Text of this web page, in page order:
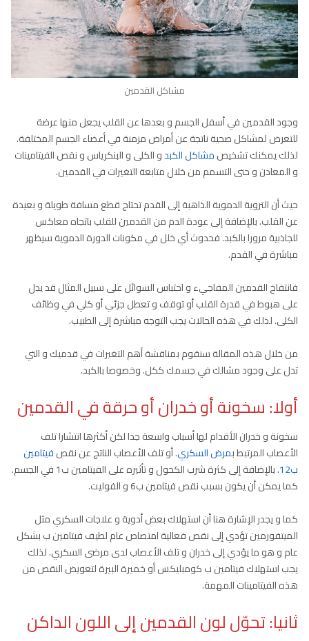
مشاكل القدمين
وجود القدمين في أسفل الجسم و بعدها عن القلب يجعل منها عرضة
للتعرض لمشاكل صحية ناتجة عن أمراض مزمنة في أعضاء الجسم المختلفة.
لذلك يمكنك تشخيصمشاكل الكبدو الكلى و البنكرياس و نقص الفيتامينات
و المعادن و حتى التسمم من خلال متابعة التغيرات في القدمين.
حيث أن التروية الدموية الذاهبة إلى القدم تحتاج قطع مسافة طويلة و بعيدة
عن القلب. بالإضافة إلى عودة الدم من القدمين للقلب باتجاه معاكس
للجاذبية مرورا بالكبد. فحدوث أي خلل في مكونات الدورة الدموية سيظهر
مباشرة في القدم.
فانتفاخ القدمين المفاجيء و احتباس السوائل على سبيل المثال قد يدل
على هبوط في قدرة القلب أو توقف و تعطل جزئي أو كلي في وظائف
الكلى. لذلك في هذه الحالات يجب التوجه مباشرة إلى الطبيب.
من خلال هذه المقالة سنقوم بمناقشة أهم التغيرات في قدميك و التي
تدل على وجود مشالك في جسمك ككل. وخصوصا بالكبد.
أولا: سخونة أو خدران أو حرقة في القدمين
سخونة و خدران الأقدام لها أسباب واسعة جدا لكن أكثرها انتشارا تلف
الأعصاب المرتبط بمرض السكري. أو تلف الأعصاب الناتج عن نقصفيتامين
ب12.
بالإضافة إلى كثرة شرب الكحول و تأثيره على الفيتامين ب1 في الجسم.
كما يمكن أن يكون بسبب نقص فيتامين ب6 و الفوليت.
كما و يجدر الإشارة هنا أن استهلاك بعض أدوية و علاجات السكري مثل
الميتفورمين تؤدي إلى نقص فعالية امتصاص عام لطيف فيتامين ب بشكل
عام و هو ما يؤدي إلى خدران و تلف الأعصاب لدى مرضى السكري. لذلك
يجب استهلاك فيتامين ب كومبليكس أو خميرة البيرة لتعويض النقص من
هذه الفيتامينات المهمة.
ثانيا: تحوّل لون القدمين إلى اللون الداكن